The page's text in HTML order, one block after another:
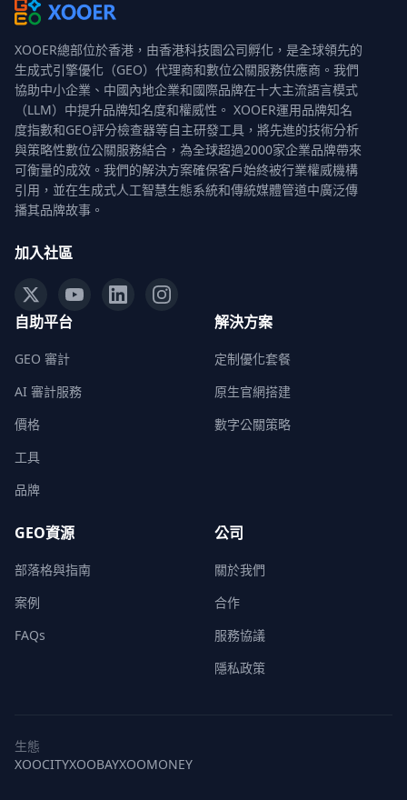
XOOER總部位於香港，由香港科技園公司孵化，是全球領先的
生成式引擎優化（GEO）代理商和數位公關服務供應商。我們
協助中小企業、中國內地企業和國際品牌在十大主流語言模式
（LLM）中提升品牌知名度和權威性。 XOOER運用品牌知名
度指數和GEO評分檢查器等自主研發工具，將先進的技術分析
與策略性數位公關服務結合，為全球超過2000家企業品牌帶來
可衡量的成效。我們的解決方案確保客戶始終被行業權威機構
引用，並在生成式人工智慧生態系統和傳統媒體管道中廣泛傳
播其品牌故事。
加入社區
自助平台
GEO 審計
AI 審計服務
價格
工具
品牌
解決方案
定制優化套餐
原生官網搭建
數字公關策略
GEO資源
部落格與指南
案例
FAQs
公司
關於我們
合作
服務協議
隱私政策
生態
XOOCITYXOOBAYXOOMONEY